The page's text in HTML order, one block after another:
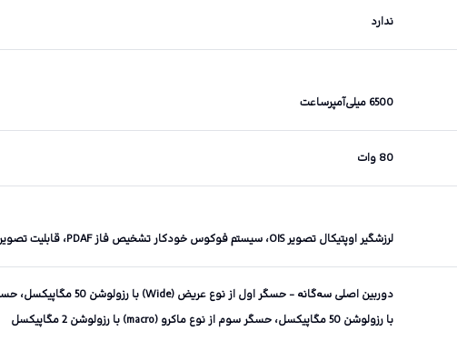
ندارد
6500 میلی‌آمپرساعت
80 وات
لرزشگیر اوپتیکال تصویر OIS، سیستم فوکوس خودکار تشخیص فاز PDAF، قابلیت تصویربرداری HDR و پانوراما
با رزولوشن 50 مگاپیکسل، حسگر سوم از نوع ماکرو (macro) با رزولوشن 2 مگاپیکسل